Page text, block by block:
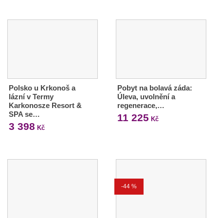
Polsko u Krkonoš a
lázní v Termy
Karkonosze Resort &
SPA se…
3 398 Kč
Pobyt na bolavá záda:
Úleva, uvolnění a
regenerace,…
11 225 Kč
-44 %